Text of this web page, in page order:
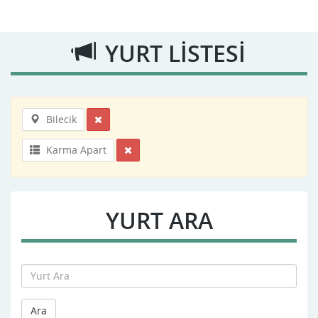
YURT LİSTESİ
Bilecik
Karma Apart
YURT ARA
Ara